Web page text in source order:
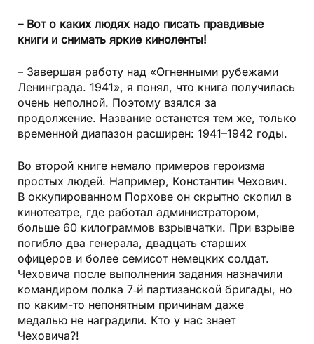
– Вот о каких людях надо писать правдивые
книги и снимать яркие киноленты!
– Завершая работу над «Огненными рубежами
Ленинграда. 1941», я понял, что книга получилась
очень неполной. Поэтому взялся за
продолжение. Название останется тем же, только
временной диапазон расширен: 1941–1942 годы.
Во второй книге немало примеров героизма
простых людей. Например, Константин Чехович.
В оккупированном Порхове он скрытно скопил в
кинотеатре, где работал администратором,
больше 60 килограммов взрывчатки. При взрыве
погибло два генерала, двадцать старших
офицеров и более семисот немецких солдат.
Чеховича после выполнения задания назначили
командиром полка 7‑й партизанской бригады, но
по каким-то непонятным причинам даже
медалью не наградили. Кто у нас знает
Чеховича?!